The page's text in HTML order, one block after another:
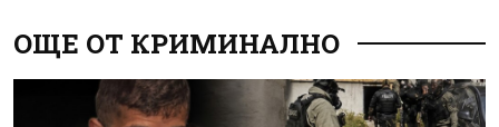
ОЩЕ ОТ КРИМИНАЛНО